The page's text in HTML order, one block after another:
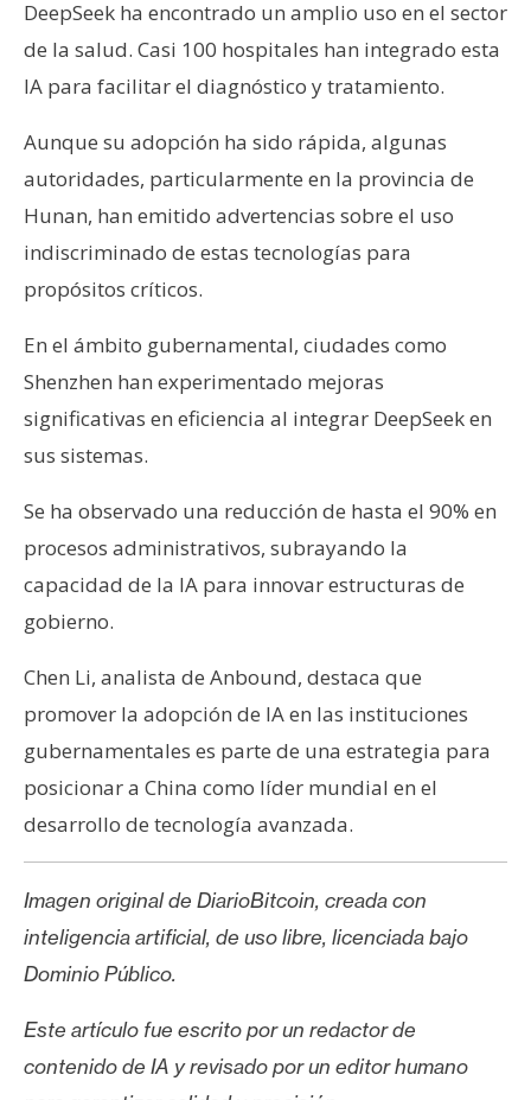
DeepSeek ha encontrado un amplio uso en el sector
de la salud. Casi 100 hospitales han integrado esta
IA para facilitar el diagnóstico y tratamiento.
Aunque su adopción ha sido rápida, algunas
autoridades, particularmente en la provincia de
Hunan, han emitido advertencias sobre el uso
indiscriminado de estas tecnologías para
propósitos críticos.
En el ámbito gubernamental, ciudades como
Shenzhen han experimentado mejoras
significativas en eficiencia al integrar DeepSeek en
sus sistemas.
Se ha observado una reducción de hasta el 90% en
procesos administrativos, subrayando la
capacidad de la IA para innovar estructuras de
gobierno.
Chen Li, analista de Anbound, destaca que
promover la adopción de IA en las instituciones
gubernamentales es parte de una estrategia para
posicionar a China como líder mundial en el
desarrollo de tecnología avanzada.
Imagen original de DiarioBitcoin, creada con
inteligencia artificial, de uso libre, licenciada bajo
Dominio Público.
Este artículo fue escrito por un redactor de
contenido de IA y revisado por un editor humano